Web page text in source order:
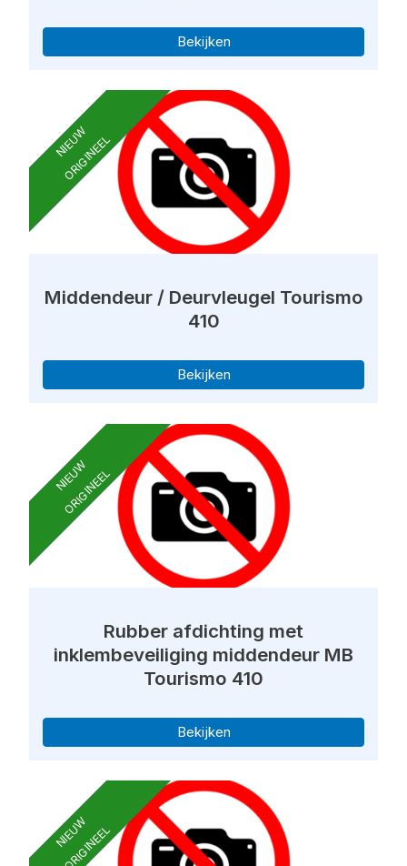
Bekijken
NIEUW
ORIGINEEL
Middendeur / Deurvleugel Tourismo
410
Bekijken
NIEUW
ORIGINEEL
Rubber afdichting met
inklembeveiliging middendeur MB
Tourismo 410
Bekijken
NIEUW
ORIGINEEL